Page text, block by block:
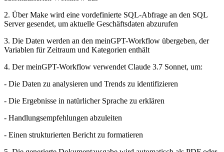
2. Über Make wird eine vordefinierte SQL-Abfrage an den SQL
Server gesendet, um aktuelle Geschäftsdaten abzurufen
3. Die Daten werden an den meinGPT-Workflow übergeben, der
Variablen für Zeitraum und Kategorien enthält
4. Der meinGPT-Workflow verwendet Claude 3.7 Sonnet, um:
- Die Daten zu analysieren und Trends zu identifizieren
- Die Ergebnisse in natürlicher Sprache zu erklären
- Handlungsempfehlungen abzuleiten
- Einen strukturierten Bericht zu formatieren